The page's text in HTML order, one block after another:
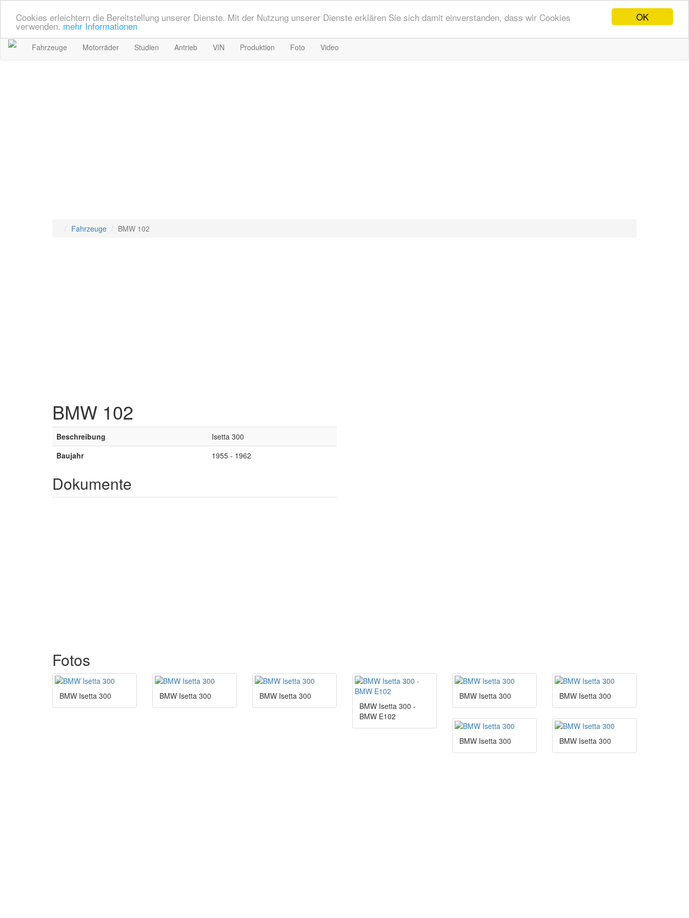
OK
Cookies erleichtern die Bereitstellung unserer Dienste. Mit der Nutzung unserer Dienste erklären Sie sich damit einverstanden, dass wir Cookies
verwenden. mehr Informationen
Fahrzeuge Motorräder Studien Antrieb VIN Produktion Foto Video
Fahrzeuge BMW 102
BMW 102
Beschreibung
Isetta 300
Baujahr
1955 - 1962
Dokumente
Fotos
BMW Isetta 300 BMW Isetta 300
BMW Isetta 300
BMW Isetta 300 -
BMW E102
BMW Isetta 300 BMW Isetta 300
BMW Isetta 300 BMW Isetta 300